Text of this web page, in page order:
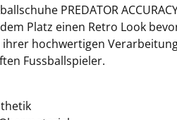
PREDATOR
Platz einen Retro Look
hochwertigen
Fussballspieler.